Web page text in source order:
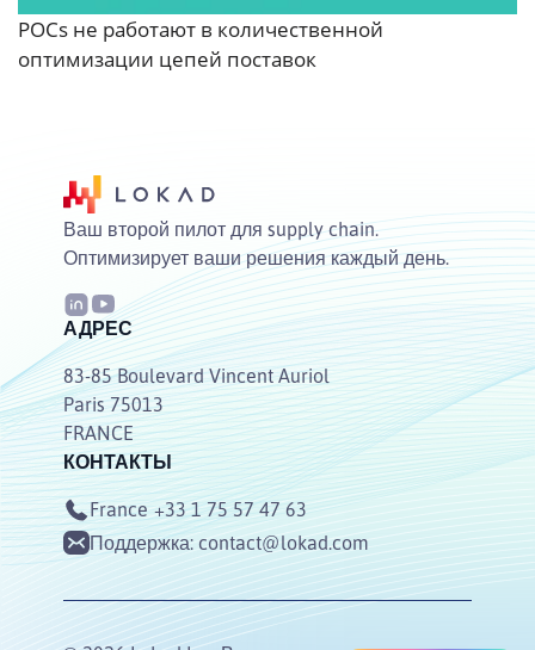
POCs не работают в количественной
оптимизации цепей поставок
Ваш второй пилот для supply chain.
Оптимизирует ваши решения каждый день.
АДРЕС
83-85 Boulevard Vincent Auriol
Paris 75013
FRANCE
КОНТАКТЫ
France +33 1 75 57 47 63
Поддержка: contact@lokad.com